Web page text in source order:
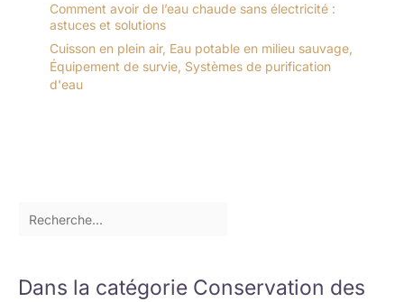
Comment avoir de l’eau chaude sans électricité :
astuces et solutions
Cuisson en plein air, Eau potable en milieu sauvage,
Équipement de survie, Systèmes de purification
d'eau
Dans la catégorie Conservation des